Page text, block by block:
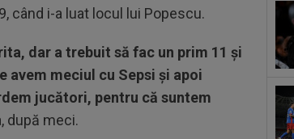
când i-a luat locul lui Popescu.
dar a trebuit să fac un prim 11 şi
avem meciul cu Sepsi şi apoi
jucători, pentru că suntem
după meci.